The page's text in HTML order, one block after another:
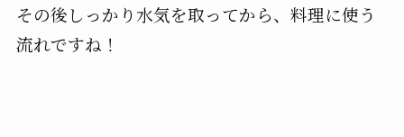
その後しっかり水気を取ってから、料理に使う
流れですね！